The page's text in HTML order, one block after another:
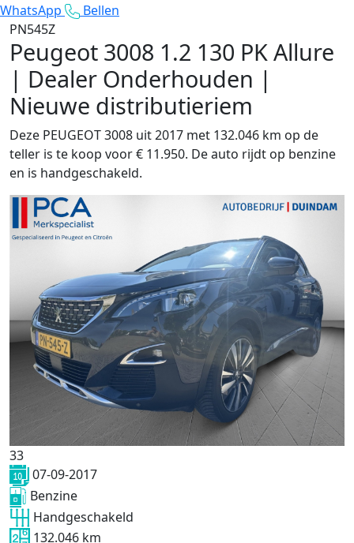
WhatsApp
Bellen
PN545Z
Peugeot 3008 1.2 130 PK Allure
| Dealer Onderhouden |
Nieuwe distributieriem
Deze PEUGEOT 3008 uit 2017 met 132.046 km op de
teller is te koop voor € 11.950. De auto rijdt op benzine
en is handgeschakeld.
33
07-09-2017
Benzine
Handgeschakeld
132.046 km